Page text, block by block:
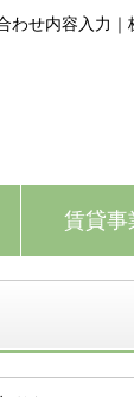
わせ内容入力
賃貸事